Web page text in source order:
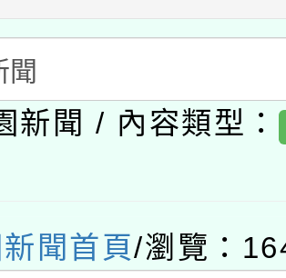
程
位素養講師名單
位內容與教學軟體
」
大陸委員會函釋公
績優單位及節水達
市孔廟祈福系列
年桃園地景藝術
新聞 / 內容類型：
聞首頁/瀏覽：